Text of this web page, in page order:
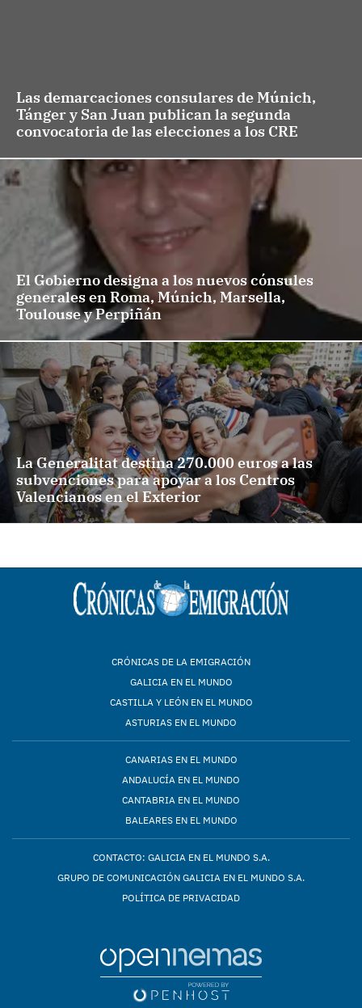
Las demarcaciones consulares de Múnich,
Tánger y San Juan publican la segunda
convocatoria de las elecciones a los CRE
El Gobierno designa a los nuevos cónsules
generales en Roma, Múnich, Marsella,
Toulouse y Perpiñán
La Generalitat destina 270.000 euros a las
subvenciones para apoyar a los Centros
Valencianos en el Exterior
CRÓNICAS DE LA EMIGRACIÓN
GALICIA EN EL MUNDO
CASTILLA Y LEÓN EN EL MUNDO
ASTURIAS EN EL MUNDO
CANARIAS EN EL MUNDO
ANDALUCÍA EN EL MUNDO
CANTABRIA EN EL MUNDO
BALEARES EN EL MUNDO
CONTACTO: GALICIA EN EL MUNDO S.A.
GRUPO DE COMUNICACIÓN GALICIA EN EL MUNDO S.A.
POLÍTICA DE PRIVACIDAD